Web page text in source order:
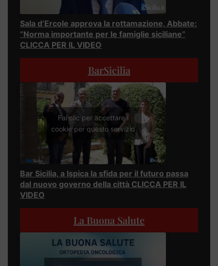
Sala d’Ercole approva la rottamazione, Abbate:
“Norma importante per le famiglie siciliane”
CLICCA PER IL VIDEO
BarSicilia
Fai clic per accettare i
cookie per questo servizio
Bar Sicilia, a Ispica la sfida per il futuro passa
dal nuovo governo della città CLICCA PER IL
VIDEO
La Buona Salute